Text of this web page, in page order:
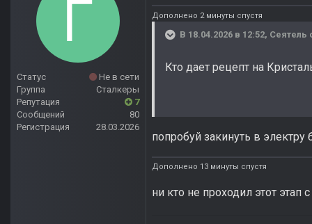
Статус
Не в сети
Группа
Сталкеры
Репутация
7
Сообщений
80
Регистрация
28.03.2026
Дополнено 2 минуты спустя
В 18.04.2026 в 12:52, Сеятель
Кто дает рецепт на
попробуй закинуть в электру
Дополнено 13 минуты спустя
ни кто не проходил этот